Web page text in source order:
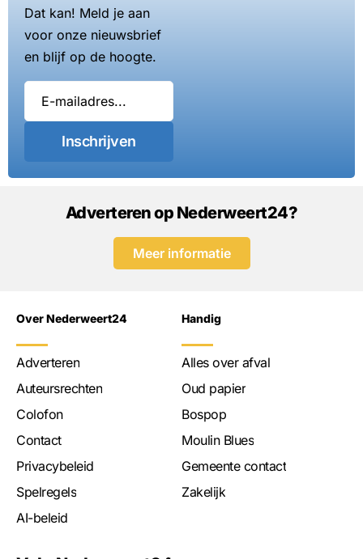
Dat kan! Meld je aan
voor onze nieuwsbrief
en blijf op de hoogte.
Inschrijven
Adverteren op Nederweert24?
Meer informatie
Over Nederweert24
Adverteren
Auteursrechten
Colofon
Contact
Privacybeleid
Spelregels
AI-beleid
Handig
Alles over afval
Oud papier
Bospop
Moulin Blues
Gemeente contact
Zakelijk